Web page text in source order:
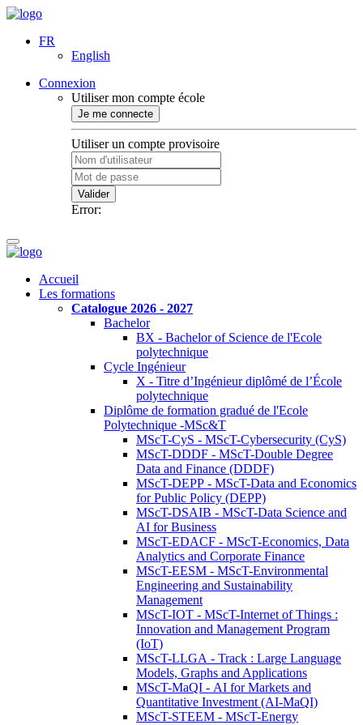
FR
English
Connexion
Utiliser mon compte école
Je me connecte
Utiliser un compte provisoire
Valider
Error:
Accueil
Les formations
Catalogue 2026 - 2027
Bachelor
BX - Bachelor of Science de l'Ecole
polytechnique
Cycle Ingénieur
X - Titre d’Ingénieur diplômé de l’École
polytechnique
Diplôme de formation gradué de l'Ecole
Polytechnique -MSc&T
MScT-CyS - MScT-Cybersecurity (CyS)
MScT-DDDF - MScT-Double Degree
Data and Finance (DDDF)
MScT-DEPP - MScT-Data and Economics
for Public Policy (DEPP)
MScT-DSAIB - MScT-Data Science and
AI for Business
MScT-EDACF - MScT-Economics, Data
Analytics and Corporate Finance
MScT-EESM - MScT-Environmental
Engineering and Sustainability
Management
MScT-IOT - MScT-Internet of Things :
Innovation and Management Program
(IoT)
MScT-LLGA - Track : Large Language
Models, Graphs and Applications
MScT-MaQI - AI for Markets and
Quantitative Investment (AI-MaQI)
MScT-STEEM - MScT-Energy